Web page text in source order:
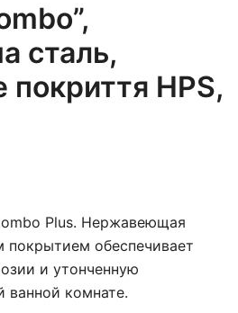
сталь,
покриття HPS,
Plus. Нержавеющая
покрытием обеспечивает
и утонченную
ванной комнате.